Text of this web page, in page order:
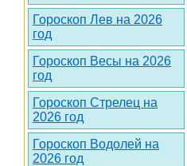
Гороскоп Лев на 2026
год
Гороскоп Весы на 2026
год
Гороскоп Стрелец на
2026 год
Гороскоп Водолей на
2026 год